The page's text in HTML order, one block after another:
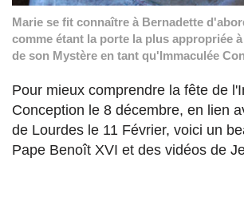
Marie se fit connaître à Bernadette
comme étant la porte la plus appropriée
de son Mystère en tant qu'Immaculée
Pour mieux comprendre la fête de
Conception le 8 décembre, en lien
de Lourdes le 11 Février, voici un
Pape Benoît XVI et des vidéos de